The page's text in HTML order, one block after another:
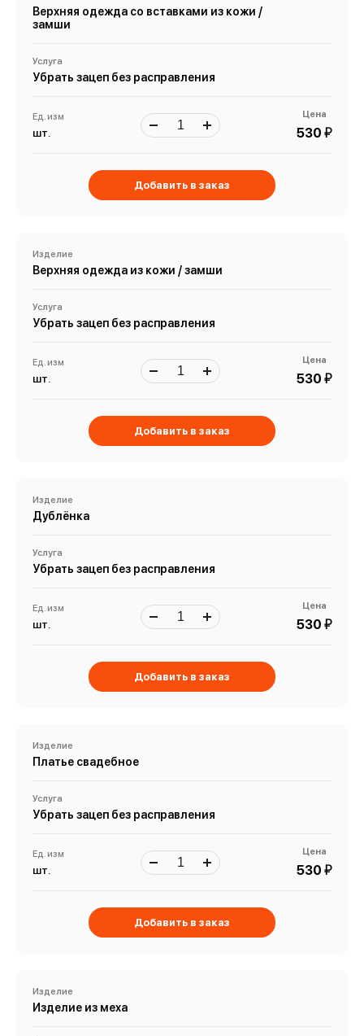
Верхняя одежда со вставками из кожи /
замши
Услуга
Убрать зацеп без расправления
Ед. изм
шт.
Цена
530 й
Добавить в заказ
Изделие
Верхняя одежда из кожи / замши
Услуга
Убрать зацеп без расправления
Ед. изм
шт.
Цена
530 й
Добавить в заказ
Изделие
Дублёнка
Услуга
Убрать зацеп без расправления
Ед. изм
шт.
Цена
530 й
Добавить в заказ
Изделие
Платье свадебное
Услуга
Убрать зацеп без расправления
Ед. изм
шт.
Цена
530 й
Добавить в заказ
Изделие
Изделие из меха